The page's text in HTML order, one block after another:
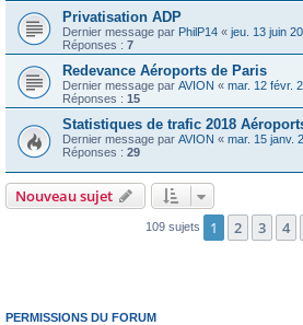
Privatisation ADP
Dernier message par PhilP14 « jeu. 13 juin
Réponses : 7
Redevance Aéroports de Paris
Dernier message par AVION « mar. 12 févr.
Réponses : 15
Statistiques de trafic 2018
Dernier message par AVION « mar. 15 janv.
Réponses : 29
Nouveau sujet
109 sujets 1 2 3 4
PERMISSIONS DU FORUM